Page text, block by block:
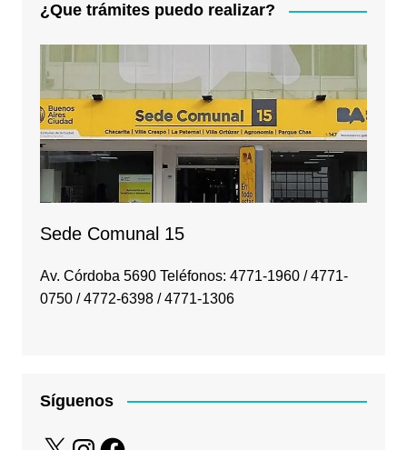
¿Que trámites puedo realizar?
Sede Comunal 15
Av. Córdoba 5690 Teléfonos: 4771-1960 / 4771-
0750 / 4772-6398 / 4771-1306
Síguenos
X InstagramFacebook